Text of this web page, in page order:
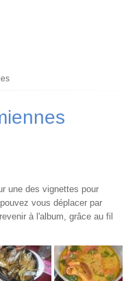
une des vignettes pour
vous déplacer par
à l'album, grâce au fil